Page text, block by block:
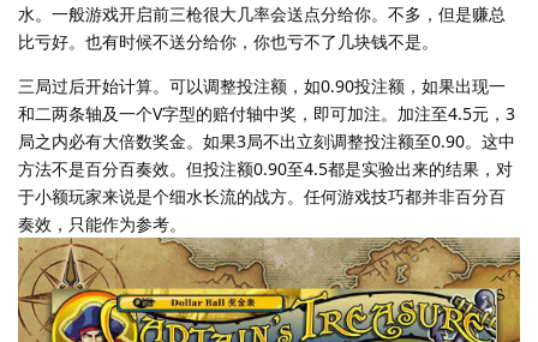
水。一般游戏开启前三枪很大几率会送点分给你。不多，但是赚总
比亏好。也有时候不送分给你，你也亏不了几块钱不是。
三局过后开始计算。可以调整投注额，如0.90投注额，如果出现一
和二两条轴及一个V字型的赔付轴中奖，即可加注。加注至4.5元，3
局之内必有大倍数奖金。如果3局不出立刻调整投注额至0.90。这中
方法不是百分百奏效。但投注额0.90至4.5都是实验出来的结果，对
于小额玩家来说是个细水长流的战方。任何游戏技巧都并非百分百
奏效，只能作为参考。